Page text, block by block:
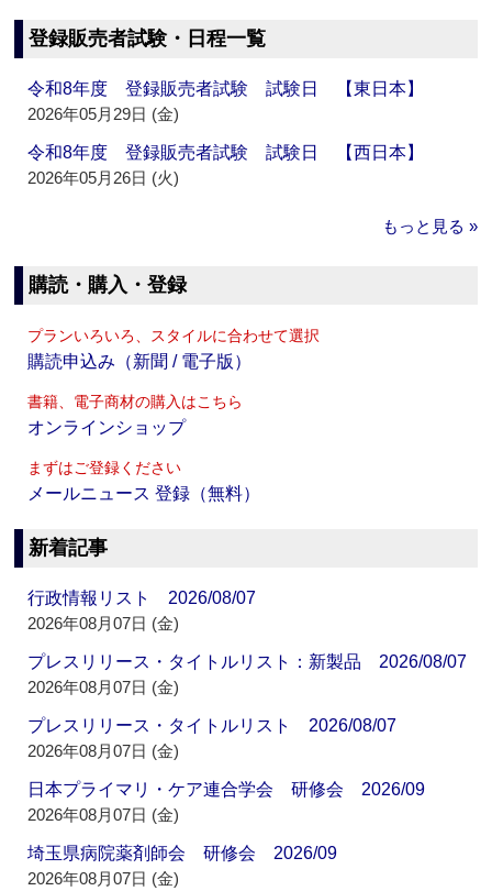
登録販売者試験・日程一覧
令和8年度 登録販売者試験 試験日 【東日本】
2026年05月29日 (金)
令和8年度 登録販売者試験 試験日 【西日本】
2026年05月26日 (火)
もっと見る »
購読・購入・登録
プランいろいろ、スタイルに合わせて選択
購読申込み（新聞 / 電子版）
書籍、電子商材の購入はこちら
オンラインショップ
まずはご登録ください
メールニュース 登録（無料）
新着記事
行政情報リスト 2026/08/07
2026年08月07日 (金)
プレスリリース・タイトルリスト：新製品 2026/08/07
2026年08月07日 (金)
プレスリリース・タイトルリスト 2026/08/07
2026年08月07日 (金)
日本プライマリ・ケア連合学会 研修会 2026/09
2026年08月07日 (金)
埼玉県病院薬剤師会 研修会 2026/09
2026年08月07日 (金)